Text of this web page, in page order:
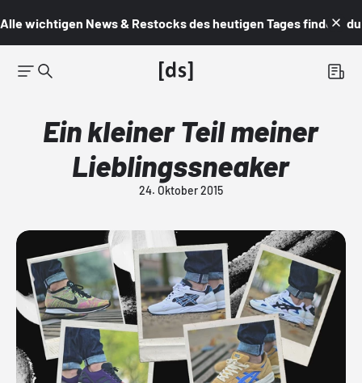
Alle wichtigen News & Restocks des heutigen Tages findest du
Ein kleiner Teil meiner
Lieblingssneaker
24. Oktober 2015